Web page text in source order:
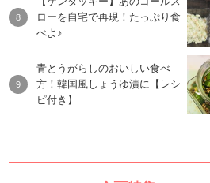
ローを自宅で再現！たっぷり食
べよ♪
青とうがらしのおいしい食べ
方！韓国風しょうゆ漬に【レシ
ピ付き】